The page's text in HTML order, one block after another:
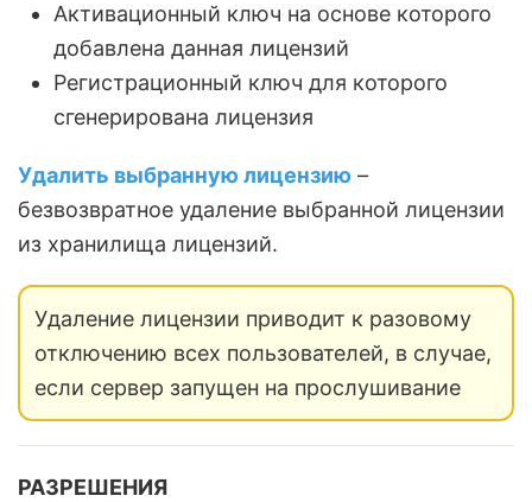
Активационный ключ на основе которого
добавлена данная лицензий
Регистрационный ключ для которого
сгенерирована лицензия
Удалить выбранную лицензию –
безвозвратное удаление выбранной лицензии
из хранилища лицензий.
Удаление лицензии приводит к разовому
отключению всех пользователей, в случае,
если сервер запущен на прослушивание
РАЗРЕШЕНИЯ